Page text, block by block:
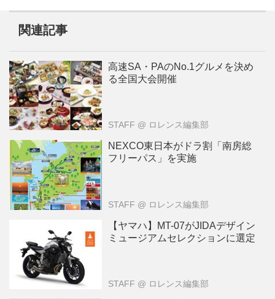
関連記事
高速SA・PAのNo.1グルメを決め
る全国大会開催
STAFF @ ロレンス編集部
NEXCO東日本がドラ割「南房総
フリーパス」を実施
STAFF @ ロレンス編集部
【ヤマハ】MT-07がJIDAデザイン
ミュージアムセレクションに選定
STAFF @ ロレンス編集部